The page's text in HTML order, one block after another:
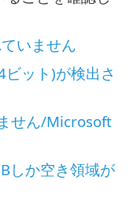
いません
ビット)が検出さ
せん/Microsoft
しか空き領域が